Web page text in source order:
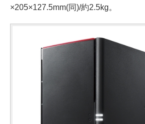
×205×127.5mm(同)/約2.5kg。